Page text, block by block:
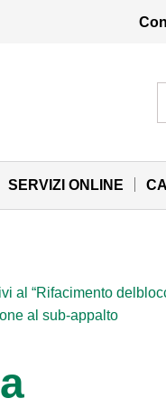
SERVIZI ONLINE
al “Rifacimento
al sub-appalto